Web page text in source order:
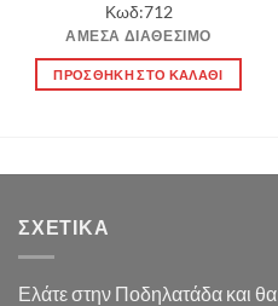
price
was:
4.90 €.είναι:
Κωδ:712
ΆΜΕΣΑ ΔΙΑΘΈΣΙΜΟ
ΠΡΟΣΘΉΚΗ ΣΤΟ ΚΑΛΆΘΙ
ΣΧΕΤΙΚΆ
Ελάτε στην Ποδηλατάδα και